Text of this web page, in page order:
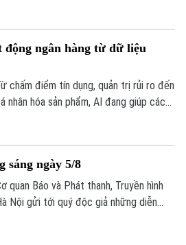
là lần đầu tiên Nhật Bản cắt giảm thuế
vào năm 1989.
ngân hàng từ dữ liệu
chấm điểm tín dụng, quản trị rủi ro đến
nhân hóa sản phẩm, AI đang giúp các
gia cho rằng điều quan trọng nhất
là chất lượng dữ liệu, hành lang pháp
và cơ chế quản trị rủi ro phù hợp.
sáng ngày 5/8
quan Báo và Phát thanh, Truyền hình
Nội gửi tới quý độc giả những diễn